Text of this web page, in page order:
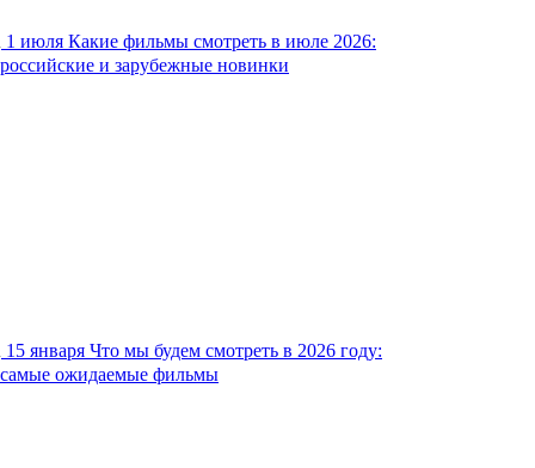
1 июля Какие фильмы смотреть в июле 2026:
российские и зарубежные новинки
15 января Что мы будем смотреть в 2026 году:
самые ожидаемые фильмы